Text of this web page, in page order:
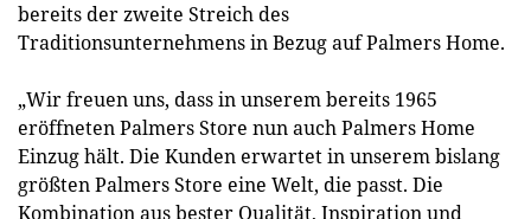
bereits der zweite Streich des
Traditionsunternehmens in Bezug auf Palmers Home.
„Wir freuen uns, dass in unserem bereits 1965
eröffneten Palmers Store nun auch Palmers Home
Einzug hält. Die Kunden erwartet in unserem bislang
größten Palmers Store eine Welt, die passt. Die
Kombination aus bester Qualität, Inspiration und